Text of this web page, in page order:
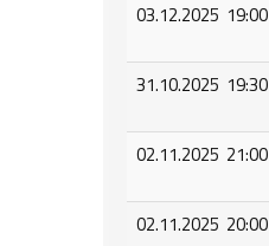
03.12.2025 19:00
31.10.2025 19:30
02.11.2025 21:00
02.11.2025 20:00